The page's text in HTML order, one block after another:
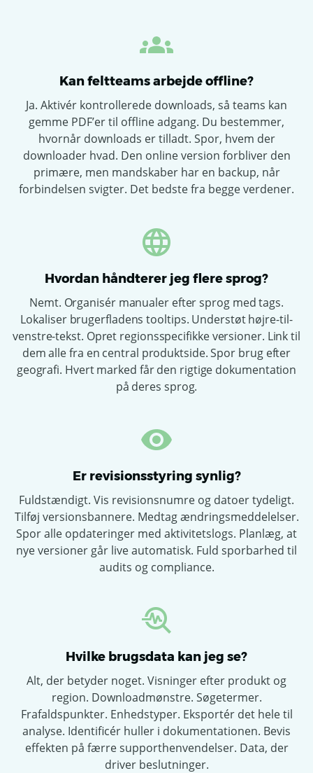
Kan feltteams arbejde offline?
Ja. Aktivér kontrollerede downloads, så teams kan
gemme PDF’er til offline adgang. Du bestemmer,
hvornår downloads er tilladt. Spor, hvem der
downloader hvad. Den online version forbliver den
primære, men mandskaber har en backup, når
forbindelsen svigter. Det bedste fra begge verdener.
Hvordan håndterer jeg flere sprog?
Nemt. Organisér manualer efter sprog med tags.
Lokaliser brugerfladens tooltips. Understøt højre-til-
venstre-tekst. Opret regionsspecifikke versioner. Link til
dem alle fra en central produktside. Spor brug efter
geografi. Hvert marked får den rigtige dokumentation
på deres sprog.
Er revisionsstyring synlig?
Fuldstændigt. Vis revisionsnumre og datoer tydeligt.
Tilføj versionsbannere. Medtag ændringsmeddelelser.
Spor alle opdateringer med aktivitetslogs. Planlæg, at
nye versioner går live automatisk. Fuld sporbarhed til
audits og compliance.
Hvilke brugsdata kan jeg se?
Alt, der betyder noget. Visninger efter produkt og
region. Downloadmønstre. Søgetermer.
Frafaldspunkter. Enhedstyper. Eksportér det hele til
analyse. Identificér huller i dokumentationen. Bevis
effekten på færre supporthenvendelser. Data, der
driver beslutninger.